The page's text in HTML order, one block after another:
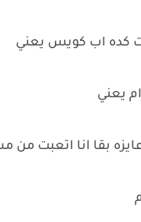
كده اب كويس يعني
يعني
بقا انا اتعبت من